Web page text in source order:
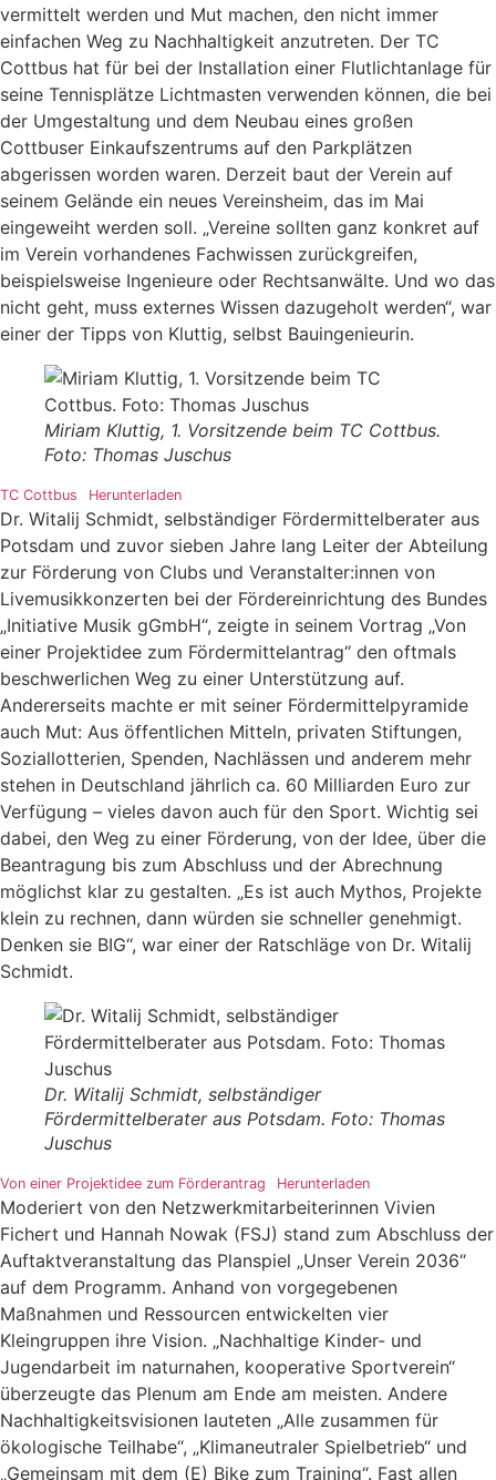
vermittelt werden und Mut machen, den nicht immer
einfachen Weg zu Nachhaltigkeit anzutreten. Der TC
Cottbus hat für bei der Installation einer Flutlichtanlage für
seine Tennisplätze Lichtmasten verwenden können, die bei
der Umgestaltung und dem Neubau eines großen
Cottbuser Einkaufszentrums auf den Parkplätzen
abgerissen worden waren. Derzeit baut der Verein auf
seinem Gelände ein neues Vereinsheim, das im Mai
eingeweiht werden soll. „Vereine sollten ganz konkret auf
im Verein vorhandenes Fachwissen zurückgreifen,
beispielsweise Ingenieure oder Rechtsanwälte. Und wo das
nicht geht, muss externes Wissen dazugeholt werden“, war
einer der Tipps von Kluttig, selbst Bauingenieurin.
Miriam Kluttig, 1. Vorsitzende beim TC Cottbus.
Foto: Thomas Juschus
TC Cottbus Herunterladen
Dr. Witalij Schmidt, selbständiger Fördermittelberater aus
Potsdam und zuvor sieben Jahre lang Leiter der Abteilung
zur Förderung von Clubs und Veranstalter:innen von
Livemusikkonzerten bei der Fördereinrichtung des Bundes
„Initiative Musik gGmbH“, zeigte in seinem Vortrag „Von
einer Projektidee zum Fördermittelantrag“ den oftmals
beschwerlichen Weg zu einer Unterstützung auf.
Andererseits machte er mit seiner Fördermittelpyramide
auch Mut: Aus öffentlichen Mitteln, privaten Stiftungen,
Soziallotterien, Spenden, Nachlässen und anderem mehr
stehen in Deutschland jährlich ca. 60 Milliarden Euro zur
Verfügung – vieles davon auch für den Sport. Wichtig sei
dabei, den Weg zu einer Förderung, von der Idee, über die
Beantragung bis zum Abschluss und der Abrechnung
möglichst klar zu gestalten. „Es ist auch Mythos, Projekte
klein zu rechnen, dann würden sie schneller genehmigt.
Denken sie BIG“, war einer der Ratschläge von Dr. Witalij
Schmidt.
Dr. Witalij Schmidt, selbständiger
Fördermittelberater aus Potsdam. Foto: Thomas
Juschus
Von einer Projektidee zum Förderantrag Herunterladen
Moderiert von den Netzwerkmitarbeiterinnen Vivien
Fichert und Hannah Nowak (FSJ) stand zum Abschluss der
Auftaktveranstaltung das Planspiel „Unser Verein 2036“
auf dem Programm. Anhand von vorgegebenen
Maßnahmen und Ressourcen entwickelten vier
Kleingruppen ihre Vision. „Nachhaltige Kinder- und
Jugendarbeit im naturnahen, kooperative Sportverein“
überzeugte das Plenum am Ende am meisten. Andere
Nachhaltigkeitsvisionen lauteten „Alle zusammen für
ökologische Teilhabe“, „Klimaneutraler Spielbetrieb“ und
„Gemeinsam mit dem (E) Bike zum Training“. Fast allen